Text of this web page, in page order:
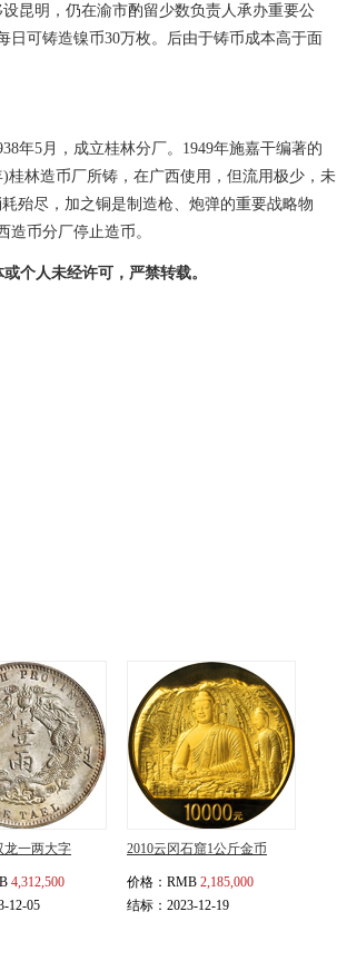
昆明，仍在渝市酌留少数负责人承办重要公
日可铸造镍币30万枚。后由于铸币成本高于面
年5月，成立桂林分厂。1949年施嘉干编著的
桂林造币厂所铸，在广西使用，但流用极少，未
殆尽，加之铜是制造枪、炮弹的重要战略物
币分厂停止造币。
个人未经许可，严禁转载。
龙一两大字
4,312,500
12-05
2010云冈石窟1公斤金币
价格： RMB 2,185,000
结标：2023-12-19